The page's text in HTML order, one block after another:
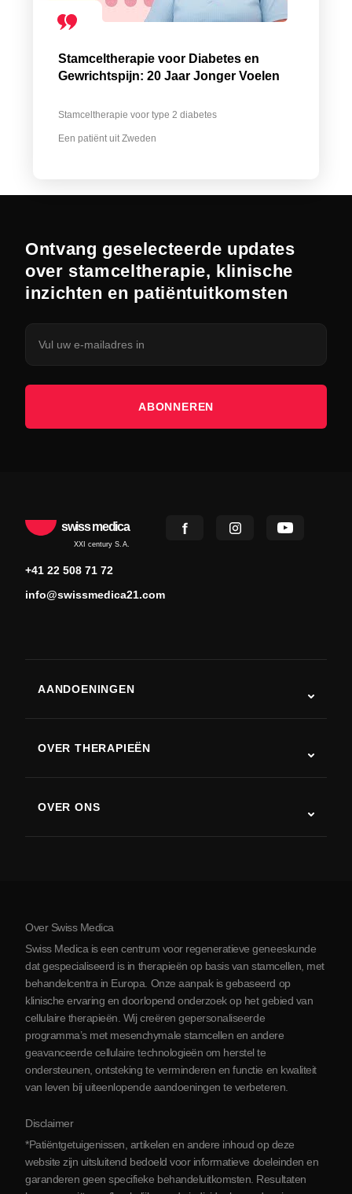
Stamceltherapie voor Diabetes en
Gewrichtspijn: 20 Jaar Jonger Voelen
Stamceltherapie voor type 2 diabetes
Een patiënt uit Zweden
Ontvang geselecteerde updates
over stamceltherapie, klinische
inzichten en patiëntuitkomsten
ABONNEREN
swiss medica
XXI century S.A.
+41 22 508 71 72
info@swissmedica21.com
AANDOENINGEN
Ziekte van Parkinson
Artritis
OVER THERAPIEËN
OVER ONS
Over Servië
Partnerschap
Contact opnemen
Over Swiss Medica
Swiss Medica is een centrum voor regeneratieve geneeskunde
dat gespecialiseerd is in therapieën op basis van stamcellen, met
behandelcentra in Europa. Onze aanpak is gebaseerd op
klinische ervaring en doorlopend onderzoek op het gebied van
cellulaire therapieën. Wij creëren gepersonaliseerde
programma’s met mesenchymale stamcellen en andere
geavanceerde cellulaire technologieën om herstel te
ondersteunen, ontsteking te verminderen en functie en kwaliteit
van leven bij uiteenlopende aandoeningen te verbeteren.
Disclaimer
*Patiëntgetuigenissen, artikelen en andere inhoud op deze
website zijn uitsluitend bedoeld voor informatieve doeleinden en
garanderen geen specifieke behandeluitkomsten. Resultaten